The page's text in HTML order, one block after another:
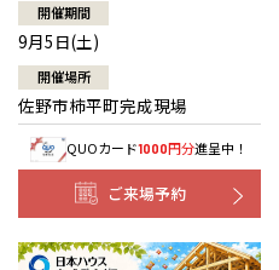
開催期間
9月5日(土)
開催場所
佐野市柿平町完成現場
QUOカード1000円分進呈中！
ご来場予約